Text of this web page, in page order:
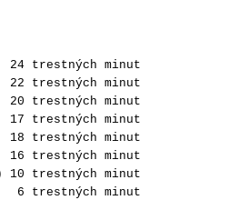
minut
minut
trestných minut
trestných minut
trestných minut
minut
10 trestných minut
trestných minut